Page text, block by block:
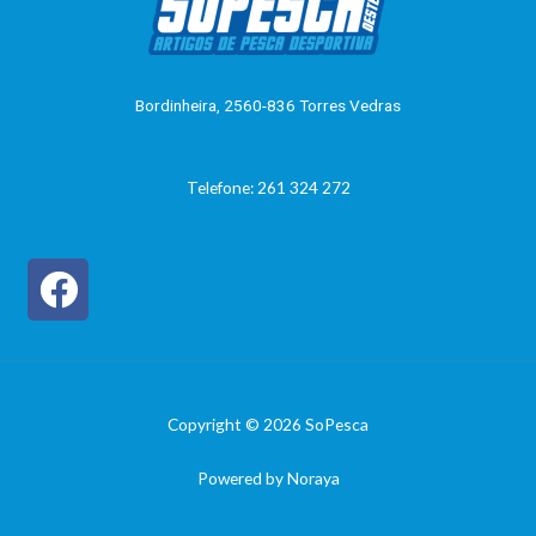
Bordinheira, 2560-836 Torres Vedras
Telefone: 261 324 272
Copyright © 2026 SoPesca
Powered by Noraya